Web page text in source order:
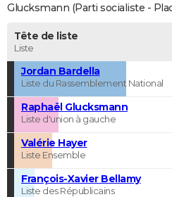
Glucksmann (Parti socialiste -
Tête de liste
Liste
Jordan Bardella
Liste du Rassemblement National
Raphaël Glucksmann
Liste d'union à gauche
Valérie Hayer
Liste Ensemble
François-Xavier Bellamy
Liste des Républicains